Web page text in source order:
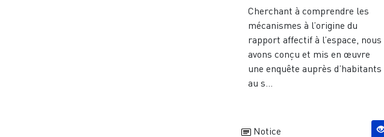
Cherchant à comprendre les
mécanismes à l’origine du
rapport affectif à l’espace, nous
avons conçu et mis en œuvre
une enquête auprès d’habitants
au s...
Notice